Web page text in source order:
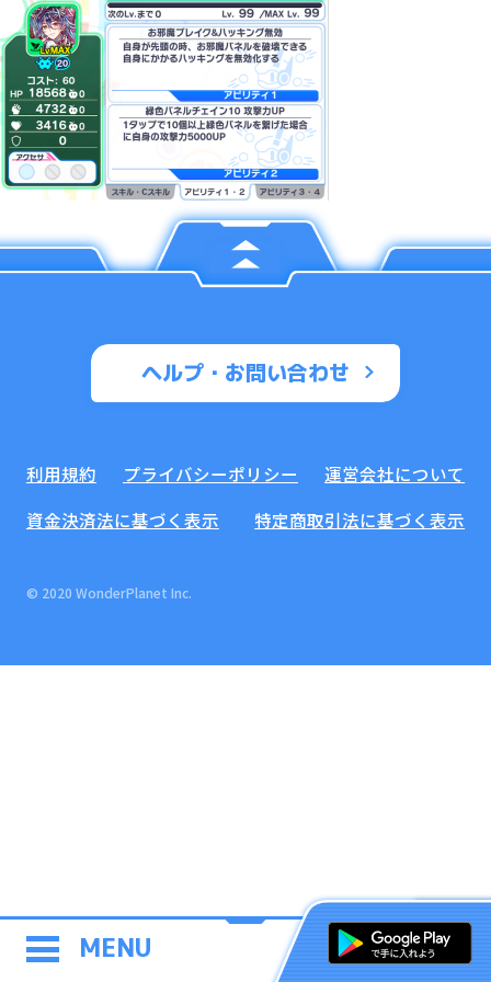
MENU
ヘルプ・お問い合わせ
利用規約 プライバシーポリシー
運営会社について
資金決済法に基づく表示
特定商取引法に基づく表示
© 2020 WonderPlanet Inc.